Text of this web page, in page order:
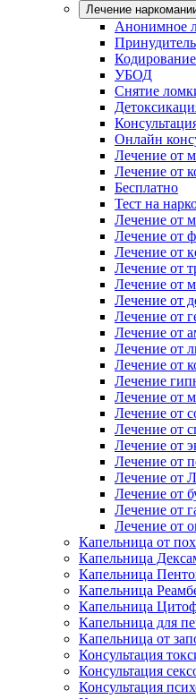
Лечение
Анонимное
УБОД
Снятие
Онлайн
Лечение от
Лечение от
Бесплатно
Тест на
Лечение от
Лечение от
Лечение от
Лечение от
Лечение от
Лечение от
Лечение от
Лечение от
Лечение от
Лечение от
Лечение
Лечение от
Лечение от
Лечение от
Лечение от
Лечение от
Лечение от
Лечение от
Лечение от
Лечение от
Капельница от
Капельница
Капельница
Капельница
Капельница
Капельница для
Капельница от
Консультация
Консультация
Консультация